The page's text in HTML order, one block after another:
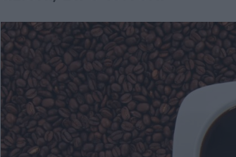
le materie prime agricole
investimenti da coltivare
azioni, Etf e terreni